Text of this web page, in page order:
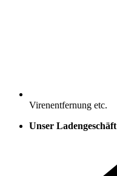
Virenentfernung etc.
Unser Ladengeschäft